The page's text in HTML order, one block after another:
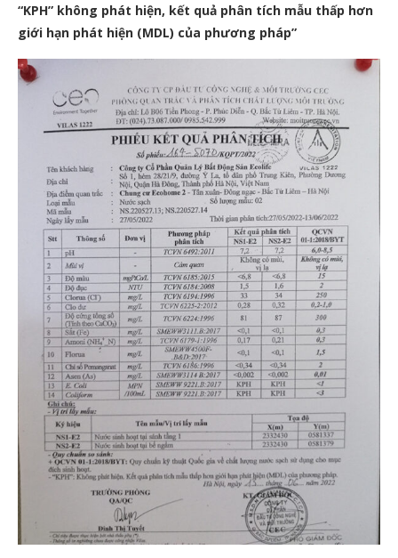
“KPH” không phát hiện, kết quả phân tích mẫu thấp hơn
giới hạn phát hiện (MDL) của phương pháp”